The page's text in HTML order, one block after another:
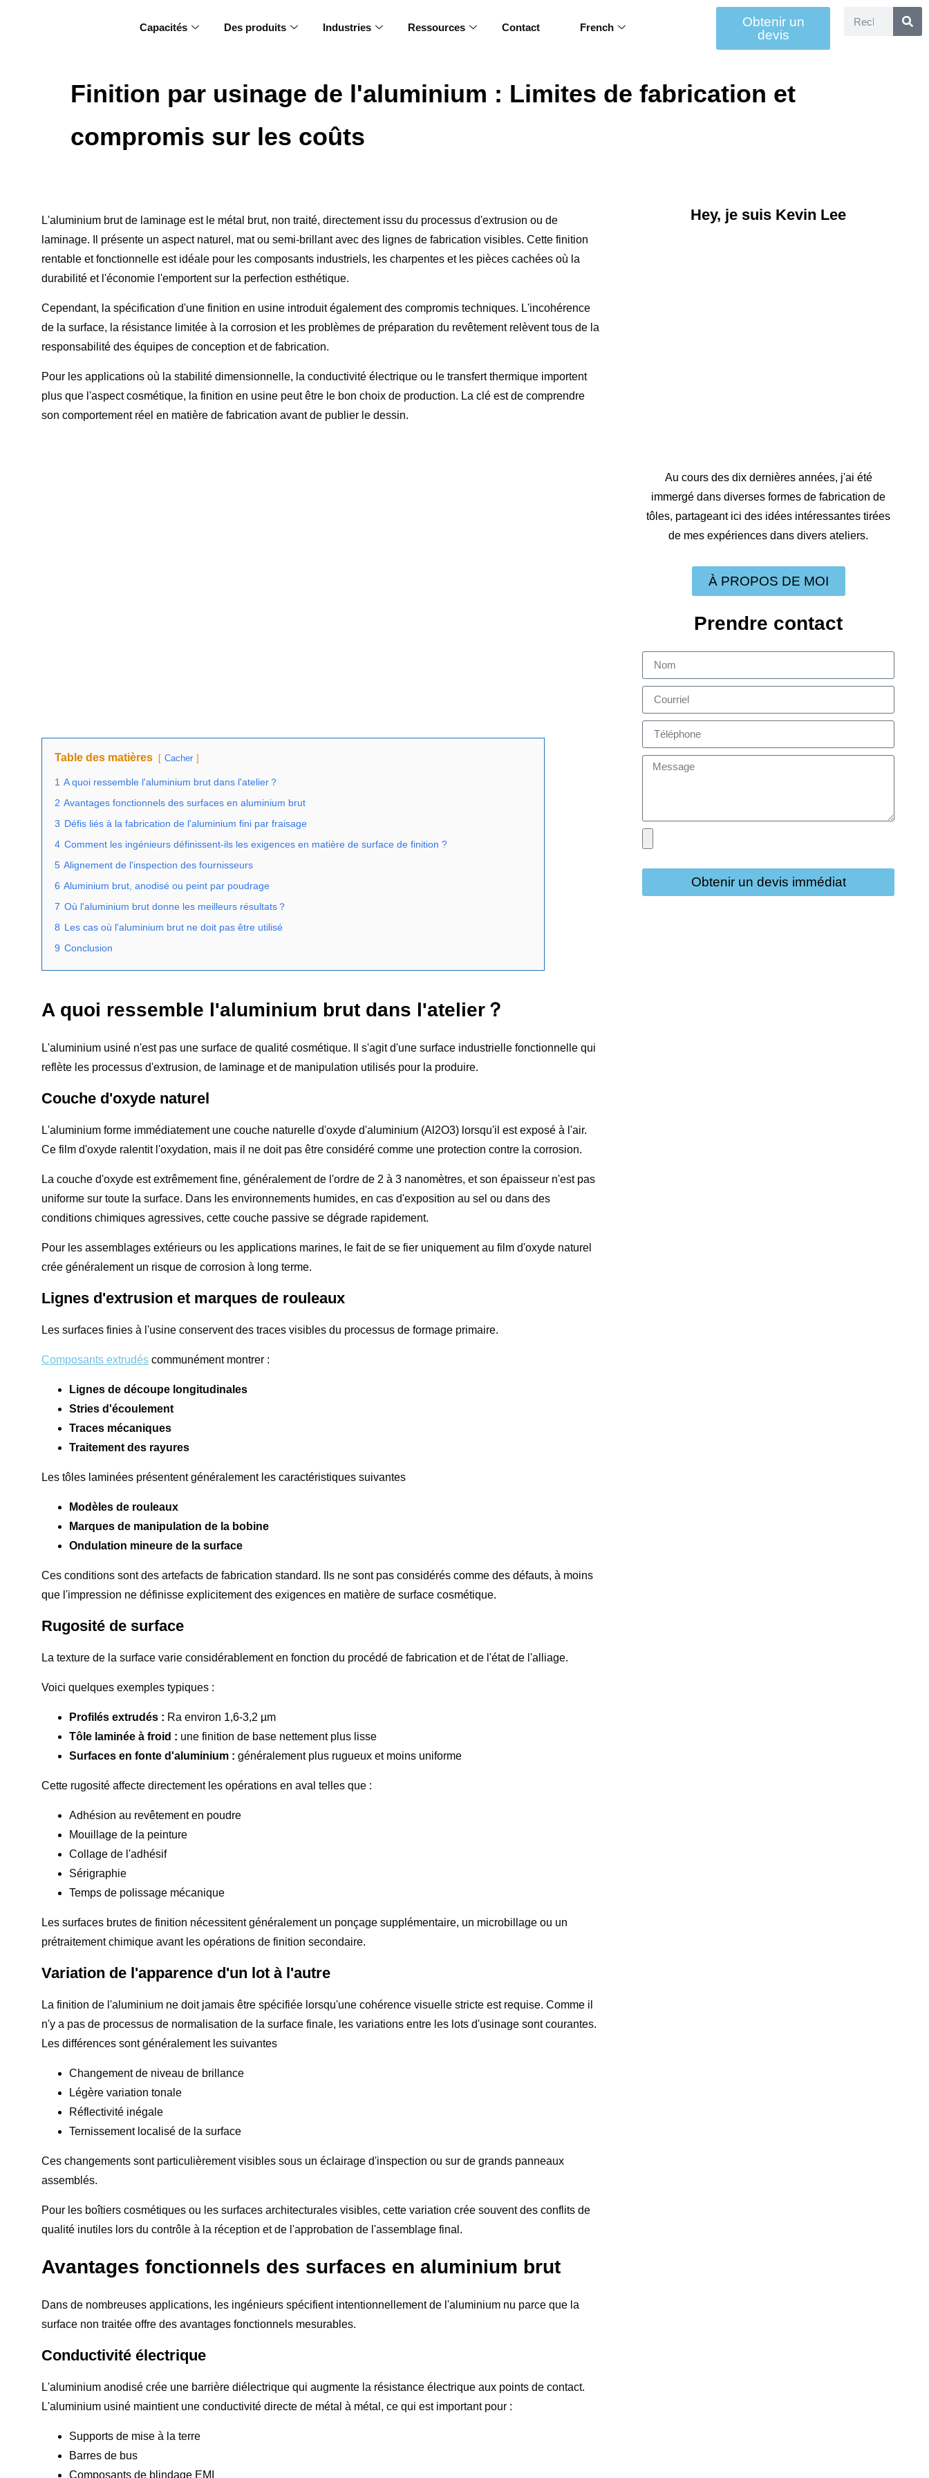
Capacités Des produits Industries Ressources Contact French
Obtenir un
devis
Finition par usinage de l'aluminium : Limites de fabrication et
compromis sur les coûts
L'aluminium brut de laminage est le métal brut, non traité, directement issu du processus d'extrusion ou de
laminage. Il présente un aspect naturel, mat ou semi-brillant avec des lignes de fabrication visibles. Cette finition
rentable et fonctionnelle est idéale pour les composants industriels, les charpentes et les pièces cachées où la
durabilité et l'économie l'emportent sur la perfection esthétique.
Cependant, la spécification d'une finition en usine introduit également des compromis techniques. L'incohérence
de la surface, la résistance limitée à la corrosion et les problèmes de préparation du revêtement relèvent tous de la
responsabilité des équipes de conception et de fabrication.
Pour les applications où la stabilité dimensionnelle, la conductivité électrique ou le transfert thermique importent
plus que l'aspect cosmétique, la finition en usine peut être le bon choix de production. La clé est de comprendre
son comportement réel en matière de fabrication avant de publier le dessin.
Table des matières Cacher
1 A quoi ressemble l'aluminium brut dans l'atelier？
2 Avantages fonctionnels des surfaces en aluminium brut
3 Défis liés à la fabrication de l'aluminium fini par fraisage
4 Comment les ingénieurs définissent-ils les exigences en matière de surface de finition ?
5 Alignement de l'inspection des fournisseurs
6 Aluminium brut, anodisé ou peint par poudrage
7 Où l'aluminium brut donne les meilleurs résultats？
8 Les cas où l'aluminium brut ne doit pas être utilisé
9 Conclusion
A quoi ressemble l'aluminium brut dans l'atelier？
L'aluminium usiné n'est pas une surface de qualité cosmétique. Il s'agit d'une surface industrielle fonctionnelle qui
reflète les processus d'extrusion, de laminage et de manipulation utilisés pour la produire.
Couche d'oxyde naturel
L'aluminium forme immédiatement une couche naturelle d'oxyde d'aluminium (Al2O3) lorsqu'il est exposé à l'air.
Ce film d'oxyde ralentit l'oxydation, mais il ne doit pas être considéré comme une protection contre la corrosion.
La couche d'oxyde est extrêmement fine, généralement de l'ordre de 2 à 3 nanomètres, et son épaisseur n'est pas
uniforme sur toute la surface. Dans les environnements humides, en cas d'exposition au sel ou dans des
conditions chimiques agressives, cette couche passive se dégrade rapidement.
Pour les assemblages extérieurs ou les applications marines, le fait de se fier uniquement au film d'oxyde naturel
crée généralement un risque de corrosion à long terme.
Lignes d'extrusion et marques de rouleaux
Les surfaces finies à l'usine conservent des traces visibles du processus de formage primaire.
Composants extrudés communément montrer :
Lignes de découpe longitudinales
Stries d'écoulement
Traces mécaniques
Traitement des rayures
Les tôles laminées présentent généralement les caractéristiques suivantes
Modèles de rouleaux
Marques de manipulation de la bobine
Ondulation mineure de la surface
Ces conditions sont des artefacts de fabrication standard. Ils ne sont pas considérés comme des défauts, à moins
que l'impression ne définisse explicitement des exigences en matière de surface cosmétique.
Rugosité de surface
La texture de la surface varie considérablement en fonction du procédé de fabrication et de l'état de l'alliage.
Voici quelques exemples typiques :
Profilés extrudés : Ra environ 1,6-3,2 µm
Tôle laminée à froid : une finition de base nettement plus lisse
Surfaces en fonte d'aluminium : généralement plus rugueux et moins uniforme
Cette rugosité affecte directement les opérations en aval telles que :
Adhésion au revêtement en poudre
Mouillage de la peinture
Collage de l'adhésif
Sérigraphie
Temps de polissage mécanique
Les surfaces brutes de finition nécessitent généralement un ponçage supplémentaire, un microbillage ou un
prétraitement chimique avant les opérations de finition secondaire.
Variation de l'apparence d'un lot à l'autre
La finition de l'aluminium ne doit jamais être spécifiée lorsqu'une cohérence visuelle stricte est requise. Comme il
n'y a pas de processus de normalisation de la surface finale, les variations entre les lots d'usinage sont courantes.
Les différences sont généralement les suivantes
Changement de niveau de brillance
Légère variation tonale
Réflectivité inégale
Ternissement localisé de la surface
Ces changements sont particulièrement visibles sous un éclairage d'inspection ou sur de grands panneaux
assemblés.
Pour les boîtiers cosmétiques ou les surfaces architecturales visibles, cette variation crée souvent des conflits de
qualité inutiles lors du contrôle à la réception et de l'approbation de l'assemblage final.
Avantages fonctionnels des surfaces en aluminium brut
Dans de nombreuses applications, les ingénieurs spécifient intentionnellement de l'aluminium nu parce que la
surface non traitée offre des avantages fonctionnels mesurables.
Conductivité électrique
L'aluminium anodisé crée une barrière diélectrique qui augmente la résistance électrique aux points de contact.
L'aluminium usiné maintient une conductivité directe de métal à métal, ce qui est important pour :
Supports de mise à la terre
Barres de bus
Composants de blindage EMI
Hey, je suis Kevin Lee
Au cours des dix dernières années, j'ai été
immergé dans diverses formes de fabrication de
tôles, partageant ici des idées intéressantes tirées
de mes expériences dans divers ateliers.
À PROPOS DE MOI
Prendre contact
Obtenir un devis immédiat